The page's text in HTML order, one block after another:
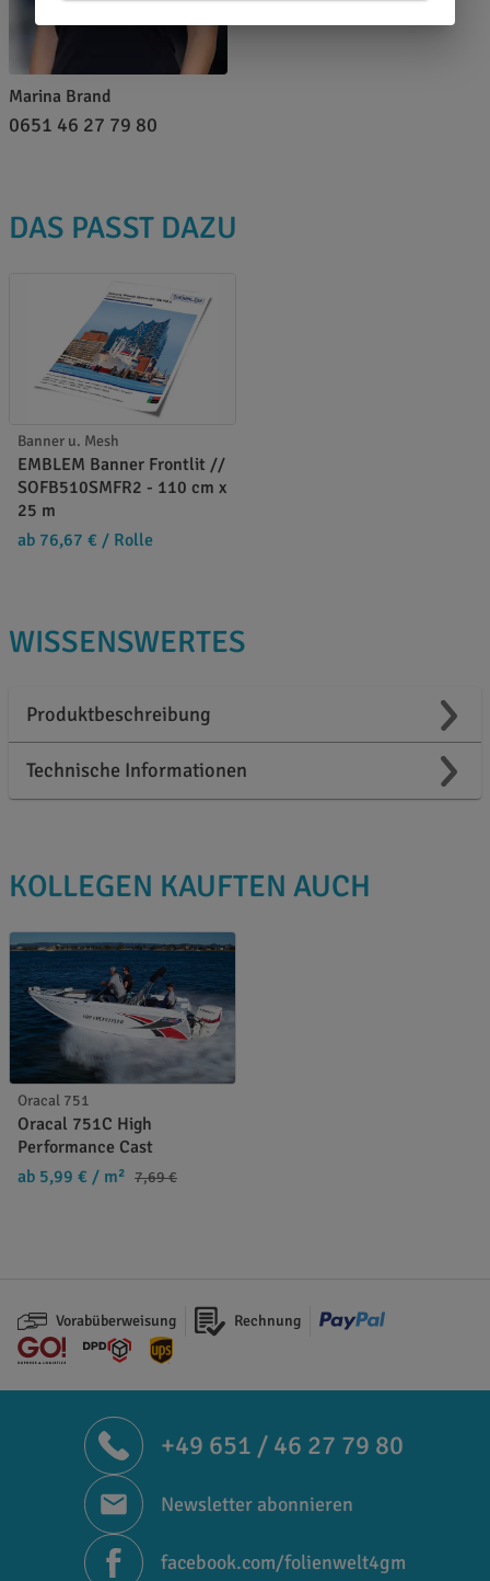
Marina Brand
0651 46 27 79 80
DAS PASST DAZU
Banner u. Mesh
EMBLEM Banner Frontlit //
SOFB510SMFR2 - 110 cm x
25 m
ab 76,67 € / Rolle
WISSENSWERTES
Produktbeschreibung
Technische Informationen
KOLLEGEN KAUFTEN AUCH
Oracal 751
Oracal 751C High
Performance Cast
ab 5,99 € / m² 7,69 €
Vorabüberweisung Rechnung
+49 651 / 46 27 79 80
Newsletter abonnieren
facebook.com/folienwelt4gm